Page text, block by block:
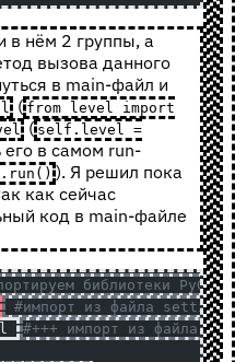
в нём 2 группы, а
вызова данного
в main-файл и
( from level import
( self.level =
его в самом run-
). Я решил пока
как сейчас
код в main-файле
библиотеки
#импорт из файла settings
#+++ импорт из файла